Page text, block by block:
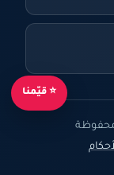
⭐ قيّمنا